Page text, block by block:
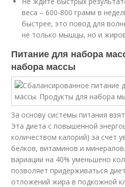
веса – 600-800 грамм в
быстрее, это повод для
не только мышцы, но и
Питание для набора
набора массы
За основу системы питания
Эта диета с повышенной
количеством калорий) за счет
белков, витаминов и
вариации на 40% уменьшено
позволяет придерживаться
отложений жира в подкожной